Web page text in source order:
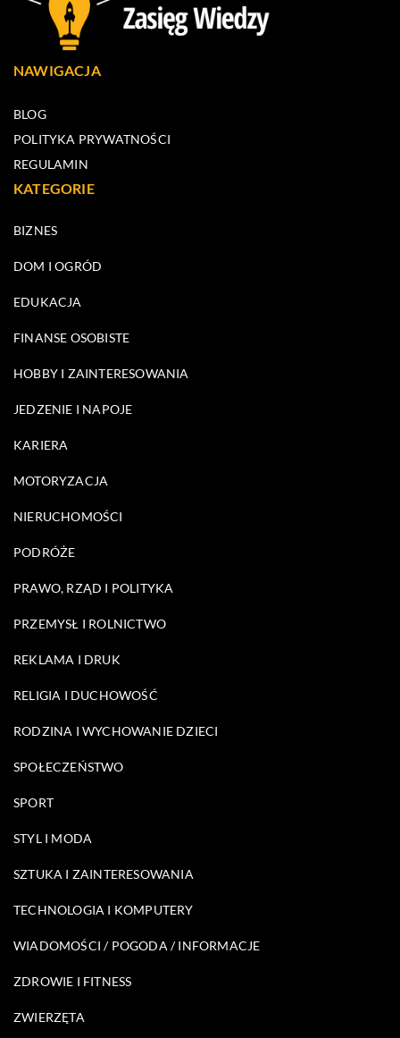
NAWIGACJA
BLOG
POLITYKA PRYWATNOŚCI
REGULAMIN
KATEGORIE
BIZNES
DOM I OGRÓD
EDUKACJA
FINANSE OSOBISTE
HOBBY I ZAINTERESOWANIA
JEDZENIE I NAPOJE
KARIERA
MOTORYZACJA
NIERUCHOMOŚCI
PODRÓŻE
PRAWO, RZĄD I POLITYKA
PRZEMYSŁ I ROLNICTWO
REKLAMA I DRUK
RELIGIA I DUCHOWOŚĆ
RODZINA I WYCHOWANIE DZIECI
SPOŁECZEŃSTWO
SPORT
STYL I MODA
SZTUKA I ZAINTERESOWANIA
TECHNOLOGIA I KOMPUTERY
WIADOMOŚCI / POGODA / INFORMACJE
ZDROWIE I FITNESS
ZWIERZĘTA